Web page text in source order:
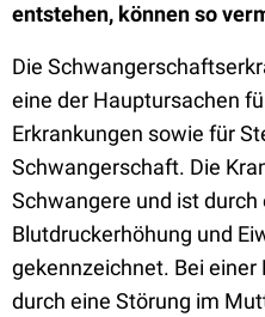
entstehen, können so
Die
eine der Hauptursachen
Erkrankungen sowie für
Schwangerschaft. Die
Schwangere und ist durch
Blutdruckerhöhung und
gekennzeichnet. Bei
durch eine Störung im